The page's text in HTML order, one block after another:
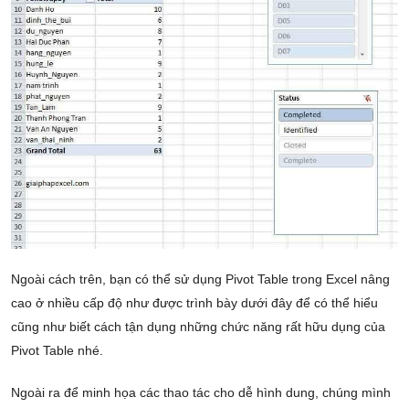
Ngoài cách trên, bạn có thể sử dụng Pivot Table trong Excel nâng
cao ở nhiều cấp độ như được trình bày dưới đây để có thể hiểu
cũng như biết cách tận dụng những chức năng rất hữu dụng của
Pivot Table nhé.
Ngoài ra để minh họa các thao tác cho dễ hình dung, chúng mình